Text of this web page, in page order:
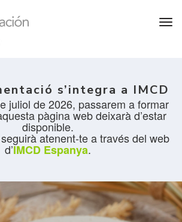
s’integra a IMCD
juliol de 2026, passarem a formar
pàgina web deixarà d’estar
disponible.
atenent-te a través del web
d’IMCD Espanya.